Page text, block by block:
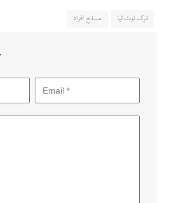
ٹرک لوٹ لیا مسلح افراد